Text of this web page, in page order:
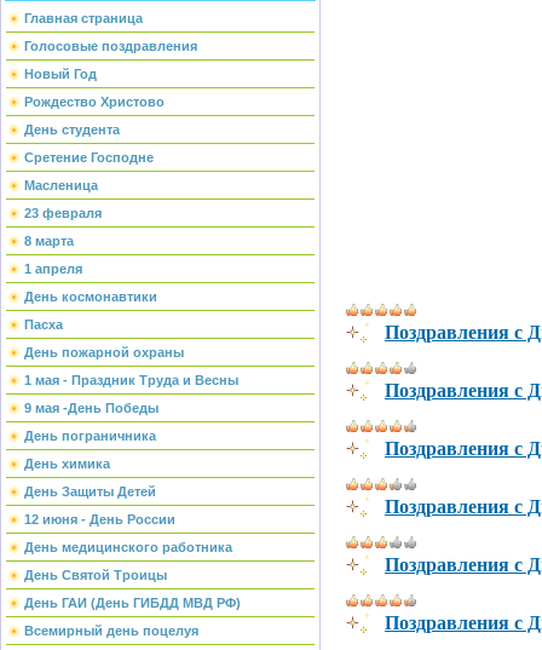
Главная страница
Голосовые поздравления
Новый Год
Рождество Христово
День студента
Сретение Господне
Масленица
23 февраля
8 марта
1 апреля
День космонавтики
Пасха
День пожарной охраны
1 мая - Праздник Труда и Весны
9 мая -День Победы
День пограничника
День химика
День Защиты Детей
12 июня - День России
День медицинского работника
День Святой Троицы
День ГАИ (День ГИБДД МВД РФ)
Всемирный день поцелуя
Поздравления с
Поздравления с
Поздравления с
Поздравления с
Поздравления с
Поздравления с